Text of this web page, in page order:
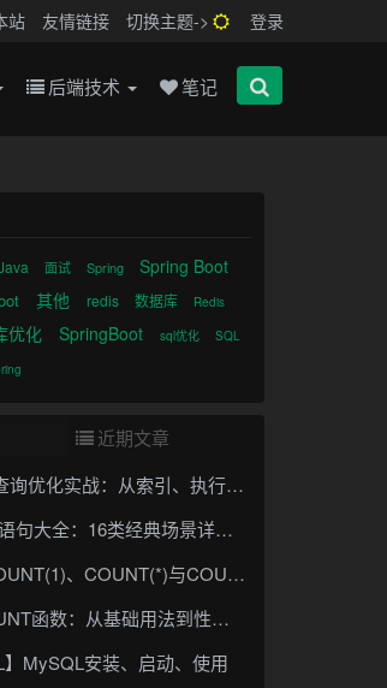
站 友情链接 切换主题-> 登录
后端技术 笔记
面试 Spring Spring Boot
其他 redis 数据库 Redis
优化 SpringBoot sql优化 SQL
近期文章
实战：从索引、执行计划到SQL调优全攻略
全：16类经典场景详解与性能优化指南
COUNT(*)与COUNT(列名)的核心区别与优化实践
数：从基础用法到性能优化全攻略
】MySQL安装、启动、使用